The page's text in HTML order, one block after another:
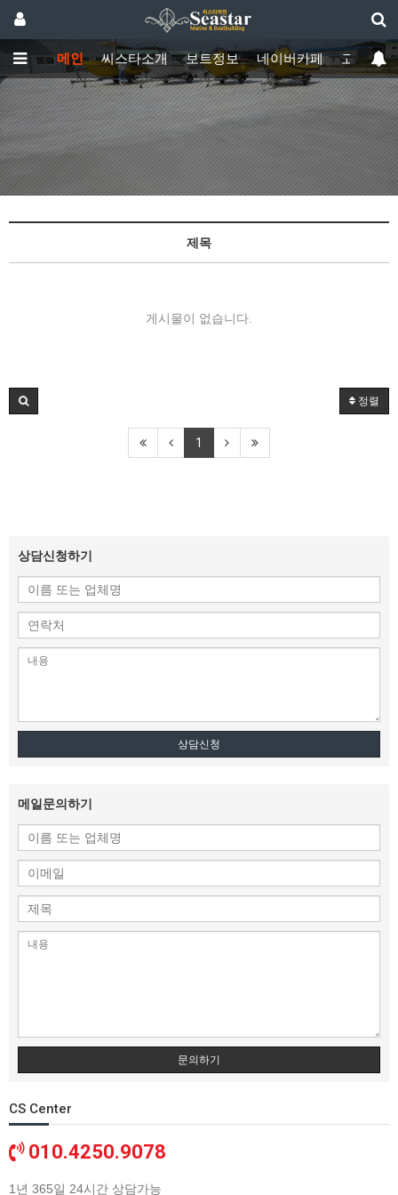
메인 씨스타소개 보트정보 네이버카페 고객센터
제목
게시물이 없습니다.
정렬
1
상담신청하기
상담신청
메일문의하기
문의하기
CS Center
010.4250.9078
1년 365일 24시간 상담가능